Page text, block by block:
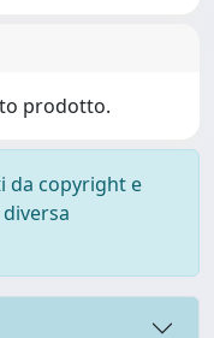
prodotto.
da copyright e